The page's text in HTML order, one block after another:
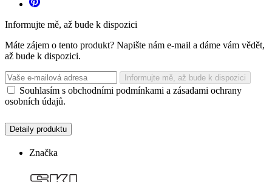
Informujte mě, až bude k dispozici
Máte zájem o tento produkt? Napište nám e-mail a dáme vám vědět,
až bude k dispozici.
Informujte mě, až bude k dispozici
Souhlasím s obchodními podmínkami a zásadami ochrany
osobních údajů.
Detaily produktu
Značka